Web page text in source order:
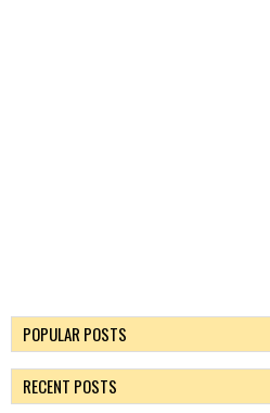
POPULAR POSTS
RECENT POSTS